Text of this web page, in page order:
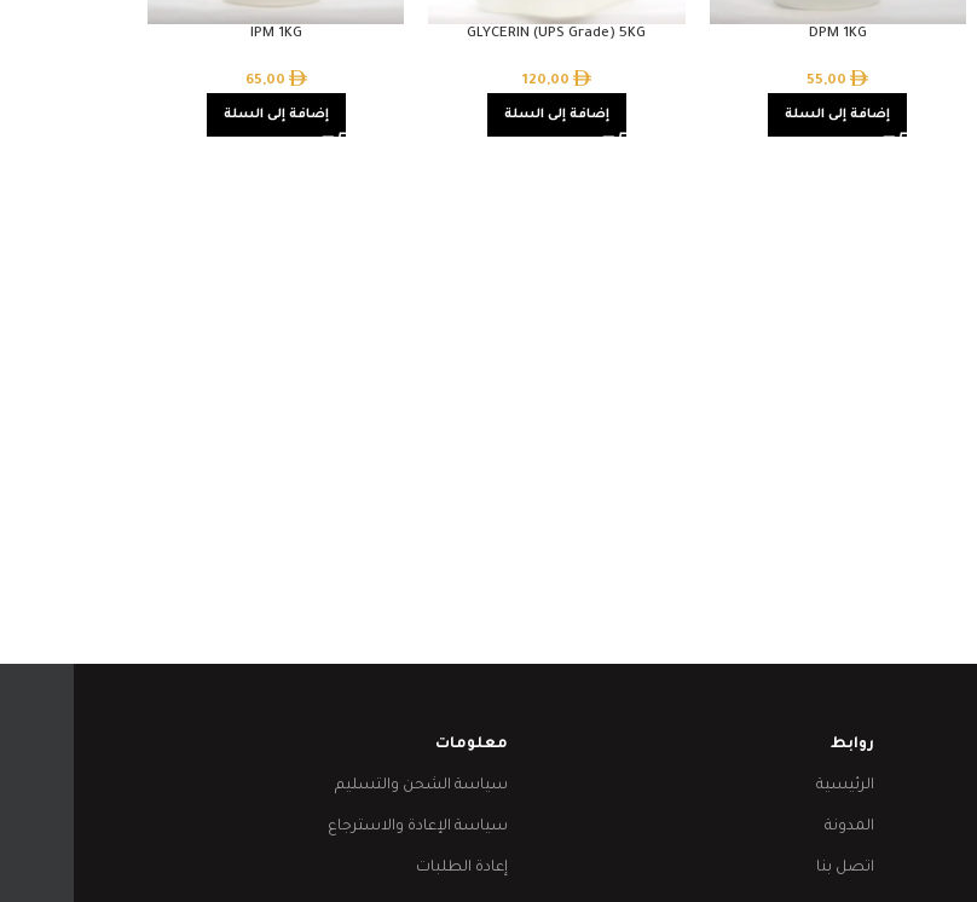
DPM 1KG
55,00
إضافة إلى السلة
GLYCERIN (UPS Grade) 5KG
120,00
إضافة إلى السلة
IPM 1KG
65,00
إضافة إلى السلة
روابط
الرئيسية
المدونة
اتصل بنا
معلومات
سياسة الشحن والتسليم
سياسة الإعادة والاسترجاع
إعادة الطلبات